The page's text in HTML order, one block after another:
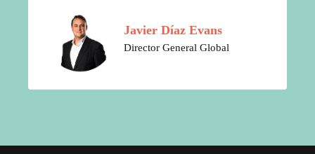
Javier Díaz Evans
Director General Global